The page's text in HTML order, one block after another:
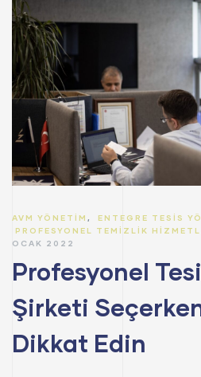
AVM YÖNETIM ,ENTEGRE TESIS
PROFESYONEL TEMIZLIK
OCAK 2022
Profesyonel
Şirketi
Dikkat Edin